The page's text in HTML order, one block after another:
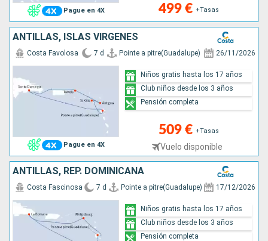
Pague en 4X 499 € +Tasas
ANTILLAS, ISLAS VÍRGENES
Pague en 4X
Costa Favolosa 7 d Pointe a pitre(Guadalupe) 26/11/2026
509 € +Tasas
Vuelo disponible
Niños gratis hasta los 17 años
Club niños desde los 3 años
Pensión completa
ANTILLAS, REP. DOMINICANA
Costa Fascinosa 7 d Pointe a pitre(Guadalupe) 17/12/2026
Niños gratis hasta los 17 años
Club niños desde los 3 años
Pensión completa